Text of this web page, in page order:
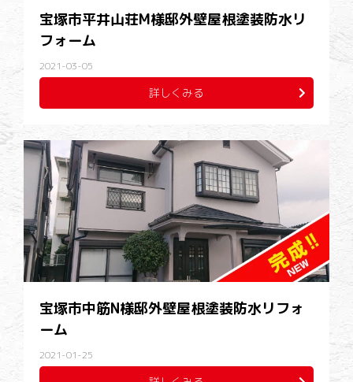
宝塚市平井山荘M様邸外壁屋根塗装防水リ
フォーム
2021-03-05
詳しくみる
宝塚市中筋N様邸外壁屋根塗装防水リフォ
ーム
2021-01-25